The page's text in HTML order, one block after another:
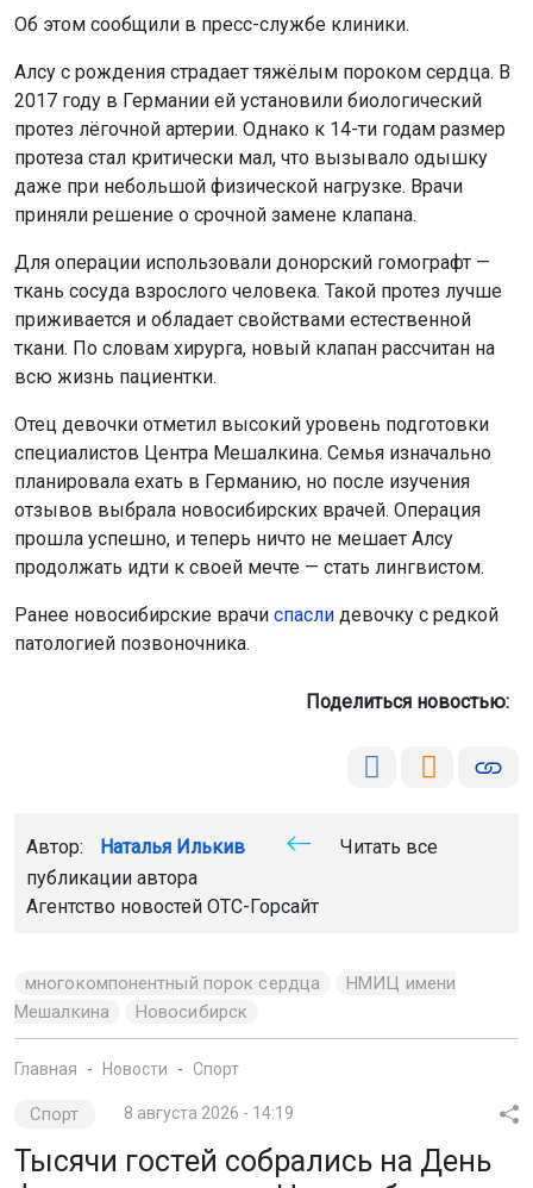
Об этом сообщили в пресс-службе клиники.
Алсу с рождения страдает тяжёлым пороком сердца. В
2017 году в Германии ей установили биологический
протез лёгочной артерии. Однако к 14-ти годам размер
протеза стал критически мал, что вызывало одышку
даже при небольшой физической нагрузке. Врачи
приняли решение о срочной замене клапана.
Для операции использовали донорский гомографт —
ткань сосуда взрослого человека. Такой протез лучше
приживается и обладает свойствами естественной
ткани. По словам хирурга, новый клапан рассчитан на
всю жизнь пациентки.
Отец девочки отметил высокий уровень подготовки
специалистов Центра Мешалкина. Семья изначально
планировала ехать в Германию, но после изучения
отзывов выбрала новосибирских врачей. Операция
прошла успешно, и теперь ничто не мешает Алсу
продолжать идти к своей мечте — стать лингвистом.
Ранее новосибирские врачи спасли девочку с редкой
патологией позвоночника.
Поделиться новостью:
Автор: Наталья Илькив
Читать все
публикации автора
Агентство новостей ОТС-Горсайт
многокомпонентный порок сердца
НМИЦ имени
Мешалкина
Новосибирск
Главная Новости Спорт
Спорт 8 августа 2026 - 14:19
Тысячи гостей собрались на День